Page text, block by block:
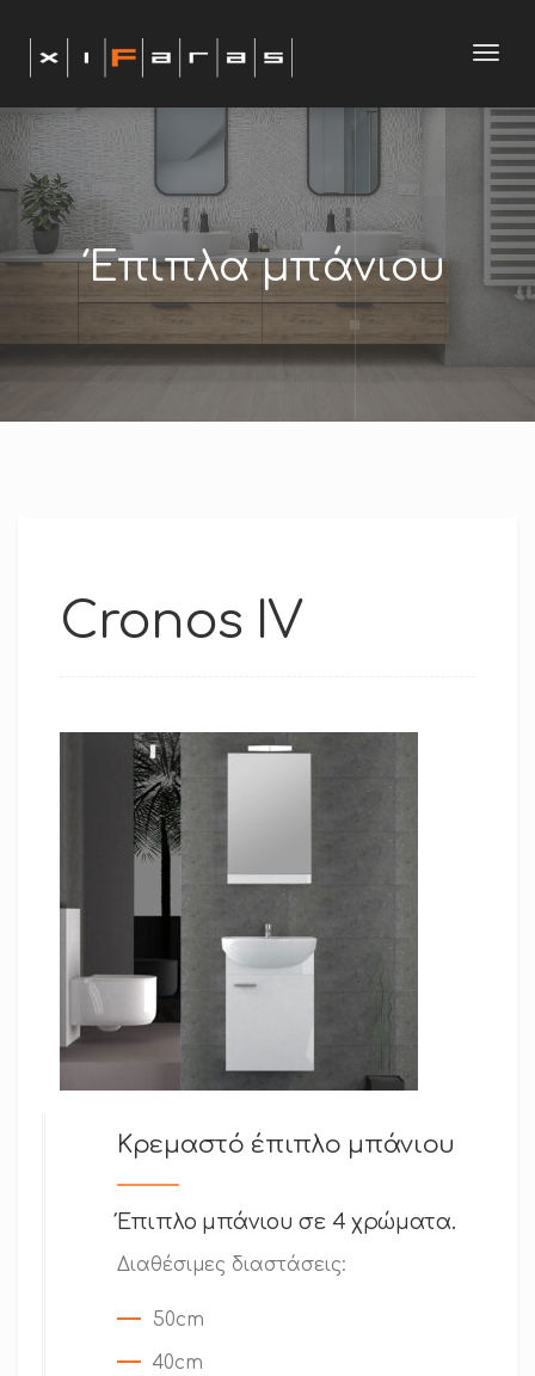
Έπιπλα μπάνιου
Cronos IV
Κρεμαστό έπιπλο μπάνιου
Έπιπλο μπάνιου σε 4 χρώματα.
Διαθέσιμες διαστάσεις:
50cm
40cm